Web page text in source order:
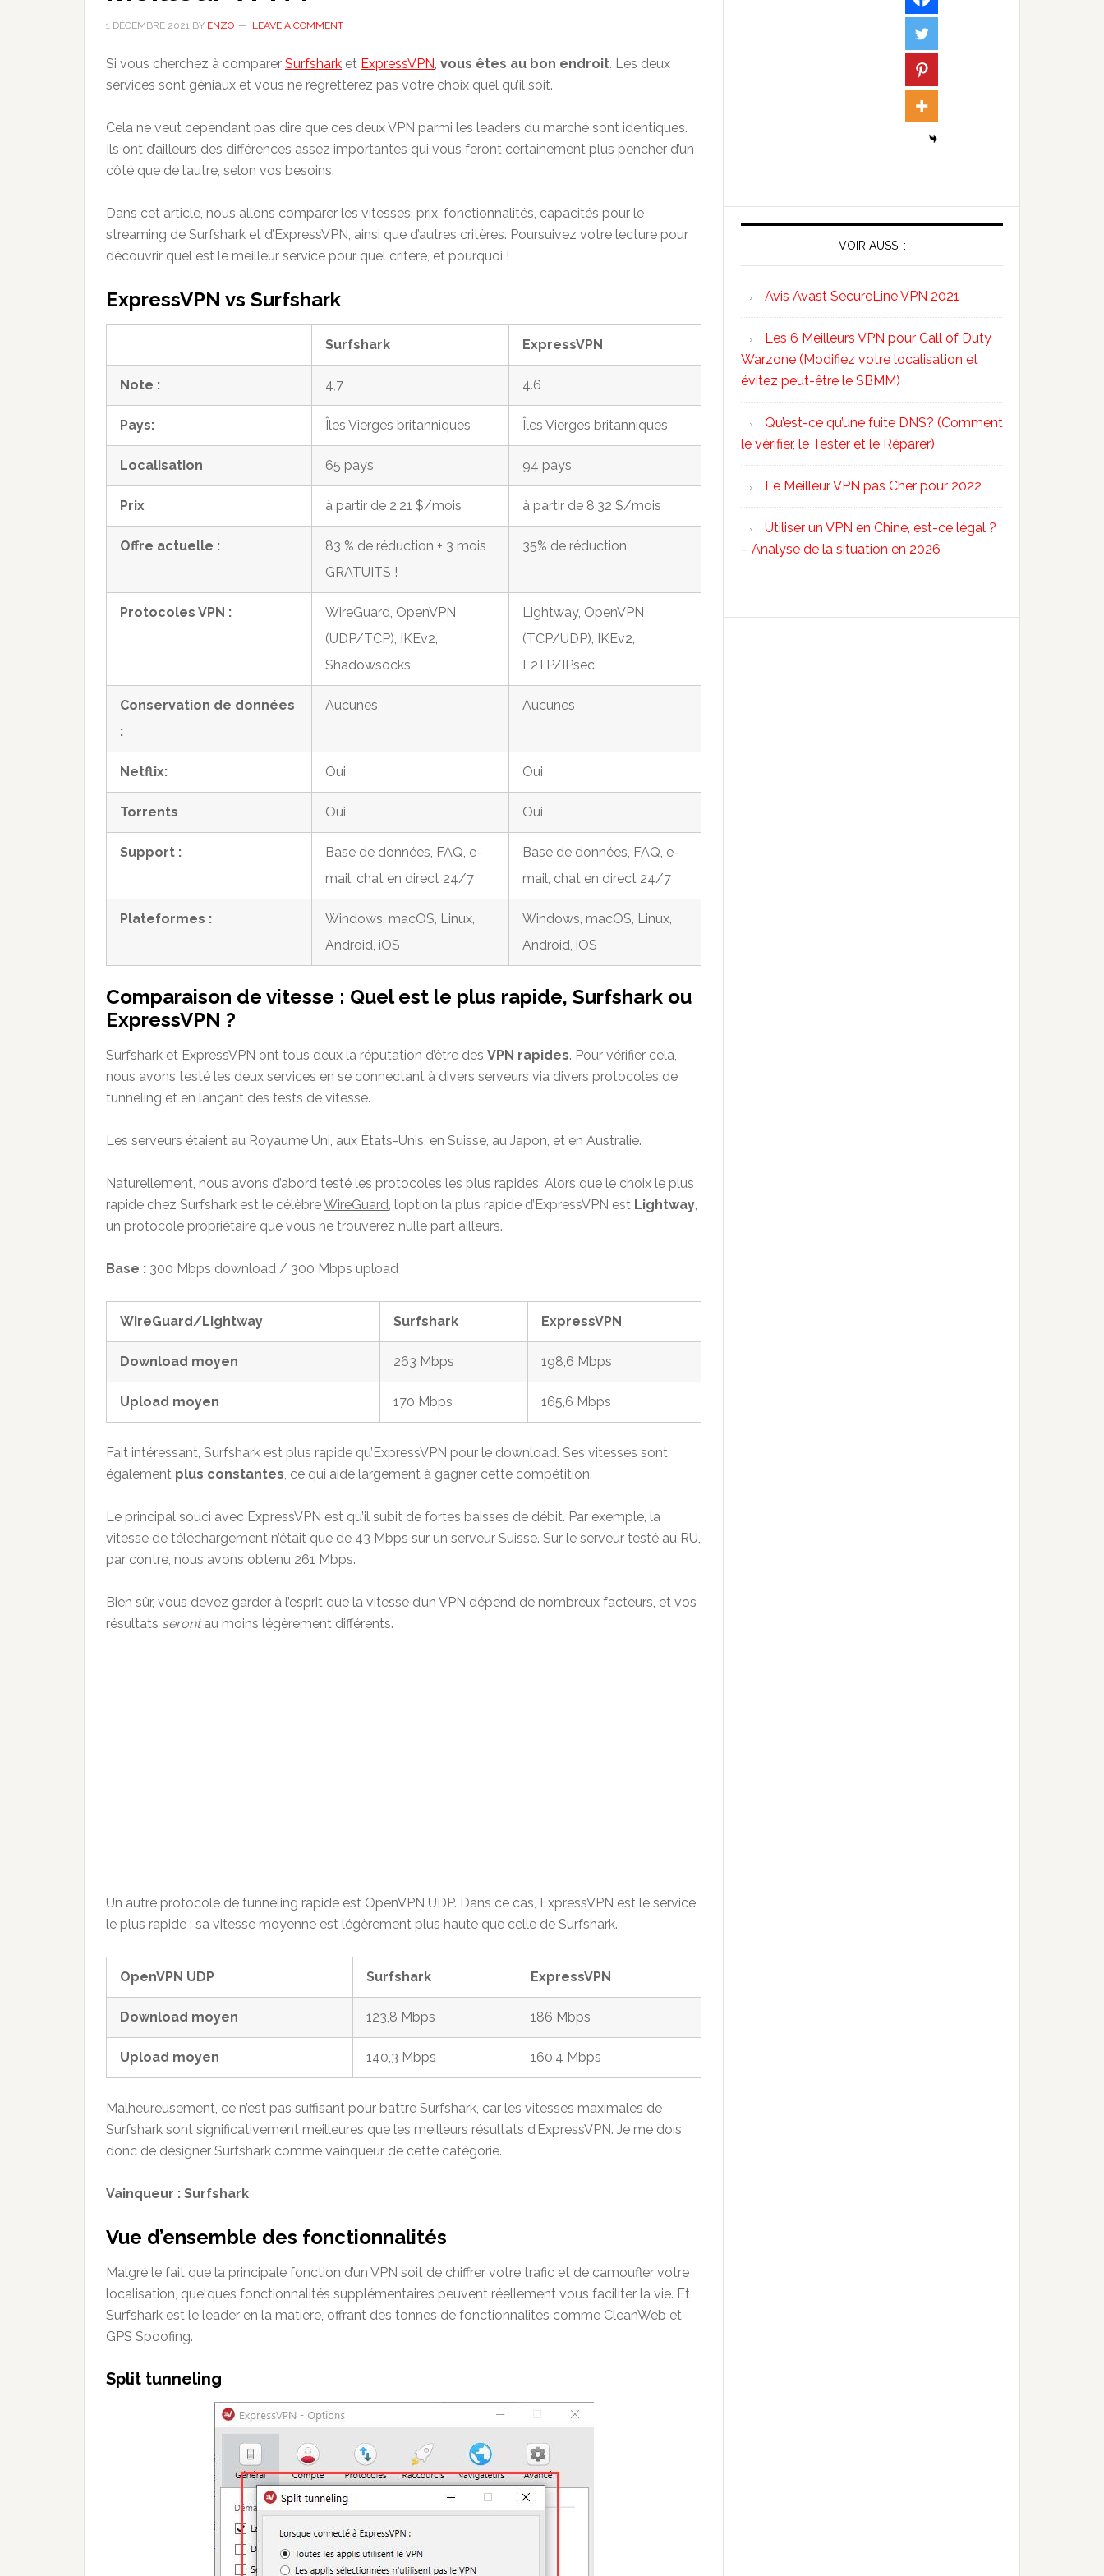
1 DÉCEMBRE 2021 BY ENZO LEAVE A COMMENT
Si vous cherchez à comparer Surfshark et ExpressVPN, vous êtes au bon endroit. Les deux
services sont géniaux et vous ne regretterez pas votre choix quel qu’il soit.
Cela ne veut cependant pas dire que ces deux VPN parmi les leaders du marché sont identiques.
Ils ont d’ailleurs des différences assez importantes qui vous feront certainement plus pencher d’un
côté que de l’autre, selon vos besoins.
Dans cet article, nous allons comparer les vitesses, prix, fonctionnalités, capacités pour le
streaming de Surfshark et d’ExpressVPN, ainsi que d’autres critères. Poursuivez votre lecture pour
découvrir quel est le meilleur service pour quel critère, et pourquoi !
ExpressVPN vs Surfshark
Surfshark ExpressVPN
Note : 4,7 4.6
Pays: Îles Vierges britanniques Îles Vierges britanniques
Localisation 65 pays 94 pays
Prix à partir de 2,21 $/mois à partir de 8.32 $/mois
Offre actuelle :
83 % de réduction + 3 mois
GRATUITS !
35% de réduction
Protocoles VPN :
WireGuard, OpenVPN
(UDP/TCP), IKEv2,
Shadowsocks
Lightway, OpenVPN
(TCP/UDP), IKEv2,
L2TP/IPsec
Conservation de données
:
Aucunes Aucunes
Netflix: Oui Oui
Torrents Oui Oui
Support :
Base de données, FAQ, e-
mail, chat en direct 24/7
Base de données, FAQ, e-
mail, chat en direct 24/7
Plateformes :
Windows, macOS, Linux,
Android, iOS
Windows, macOS, Linux,
Android, iOS
Comparaison de vitesse : Quel est le plus rapide, Surfshark ou
ExpressVPN ?
Surfshark et ExpressVPN ont tous deux la réputation d’être des VPN rapides. Pour vérifier cela,
nous avons testé les deux services en se connectant à divers serveurs via divers protocoles de
tunneling et en lançant des tests de vitesse.
Les serveurs étaient au Royaume Uni, aux États-Unis, en Suisse, au Japon, et en Australie.
Naturellement, nous avons d’abord testé les protocoles les plus rapides. Alors que le choix le plus
rapide chez Surfshark est le célèbreWireGuard, l’option la plus rapide d’ExpressVPN est Lightway,
un protocole propriétaire que vous ne trouverez nulle part ailleurs.
Base : 300 Mbps download / 300 Mbps upload
WireGuard/Lightway Surfshark ExpressVPN
Download moyen 263 Mbps 198,6 Mbps
Upload moyen 170 Mbps 165,6 Mbps
Fait intéressant, Surfshark est plus rapide qu’ExpressVPN pour le download. Ses vitesses sont
également plus constantes, ce qui aide largement à gagner cette compétition.
Le principal souci avec ExpressVPN est qu’il subit de fortes baisses de débit. Par exemple, la
vitesse de téléchargement n’était que de 43 Mbps sur un serveur Suisse. Sur le serveur testé au RU,
par contre, nous avons obtenu 261 Mbps.
Bien sûr, vous devez garder à l’esprit que la vitesse d’un VPN dépend de nombreux facteurs, et vos
résultats serontau moins légèrement différents.
Un autre protocole de tunneling rapide est OpenVPN UDP. Dans ce cas, ExpressVPN est le service
le plus rapide : sa vitesse moyenne est légèrement plus haute que celle de Surfshark.
OpenVPN UDP Surfshark ExpressVPN
Download moyen 123,8 Mbps 186 Mbps
Upload moyen 140,3 Mbps 160,4 Mbps
Malheureusement, ce n’est pas suffisant pour battre Surfshark, car les vitesses maximales de
Surfshark sont significativement meilleures que les meilleurs résultats d’ExpressVPN. Je me dois
donc de désigner Surfshark comme vainqueur de cette catégorie.
Vainqueur : Surfshark
Vue d’ensemble des fonctionnalités
Malgré le fait que la principale fonction d’un VPN soit de chiffrer votre trafic et de camoufler votre
localisation, quelques fonctionnalités supplémentaires peuvent réellement vous faciliter la vie. Et
Surfshark est le leader en la matière, offrant des tonnes de fonctionnalités comme CleanWeb et
GPS Spoofing.
Split tunneling
VOIR AUSSI :
Avis Avast SecureLine VPN 2021
Les 6 Meilleurs VPN pour Call of Duty
Warzone (Modifiez votre localisation et
évitez peut-être le SBMM)
Qu’est-ce qu’une fuite DNS? (Comment
le vérifier, le Tester et le Réparer)
Le Meilleur VPN pas Cher pour 2022
Utiliser un VPN en Chine, est-ce légal ?
– Analyse de la situation en 2026